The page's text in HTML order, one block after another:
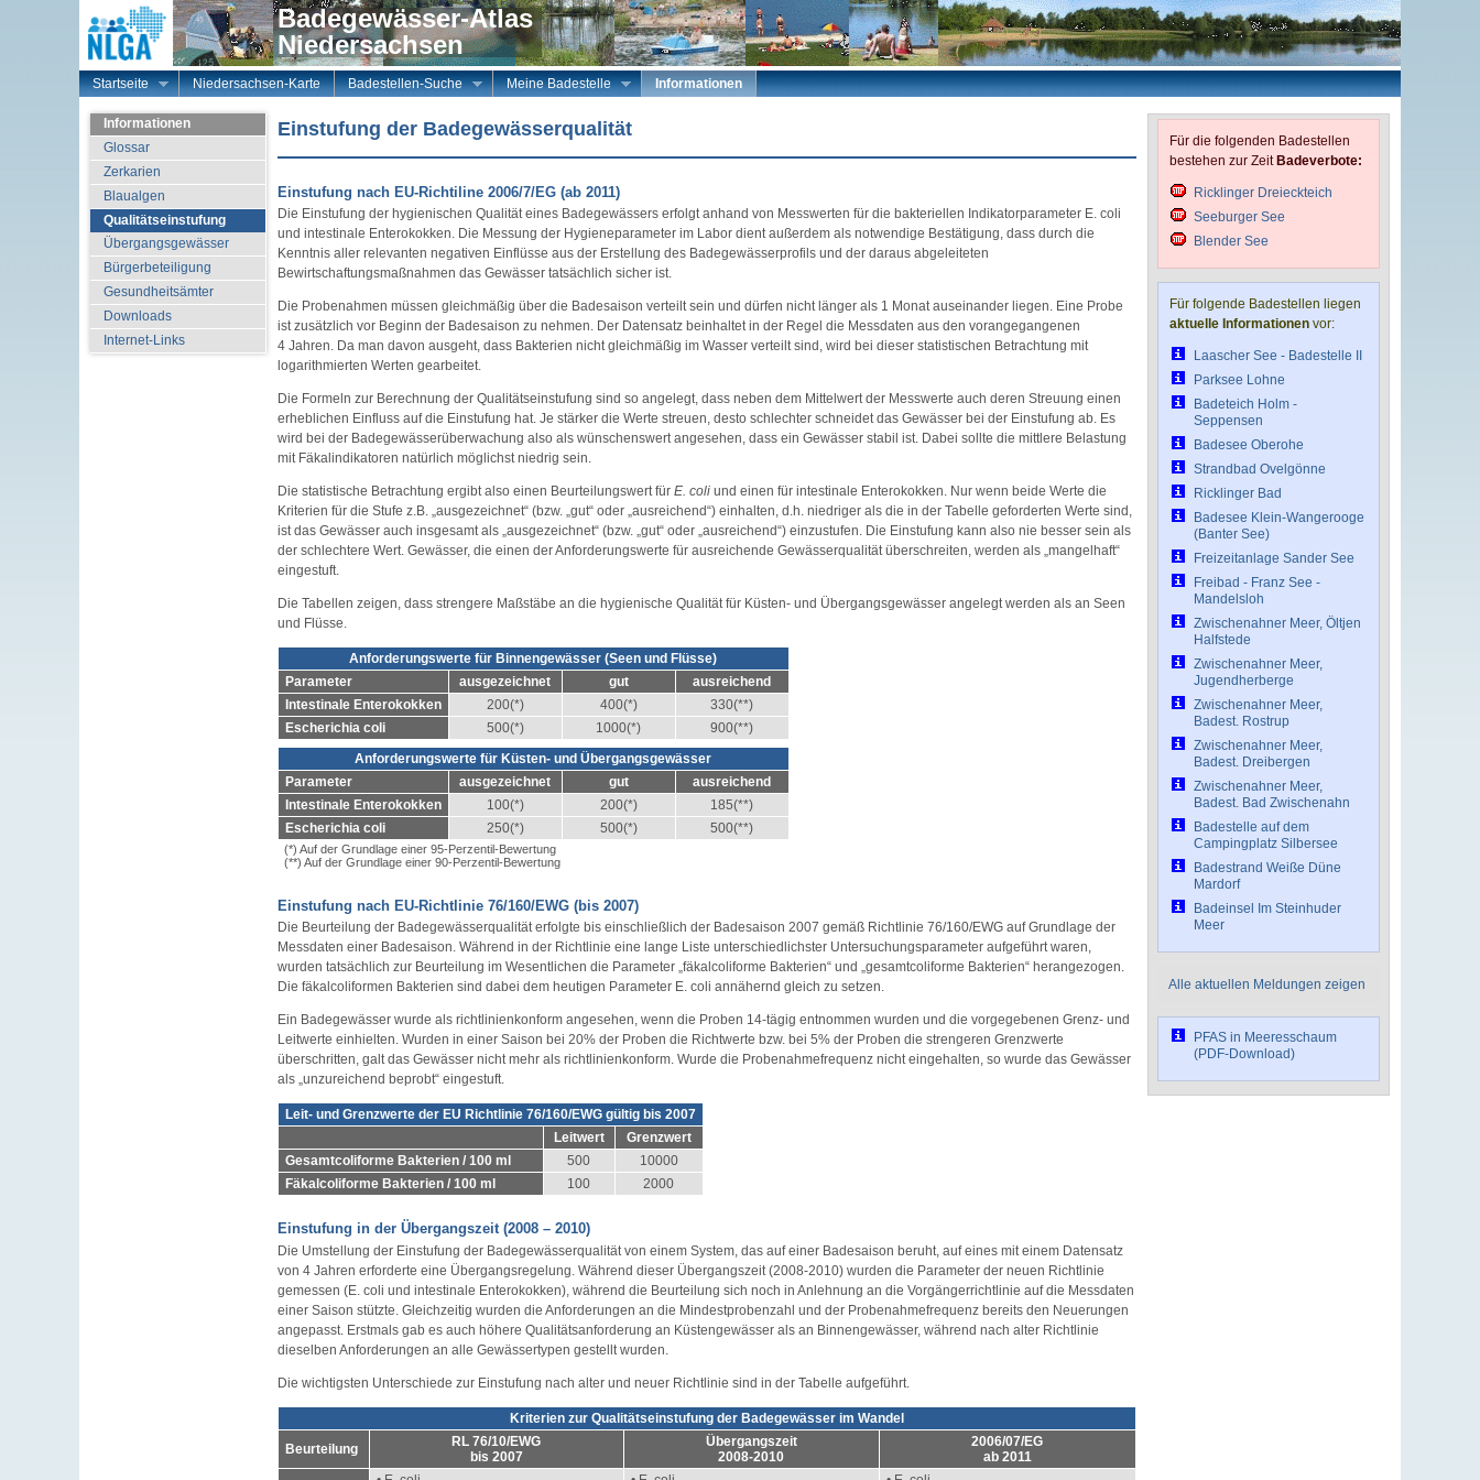
Badegewässer-Atlas
Niedersachsen
Startseite Niedersachsen-Karte Badestellen-Suche Meine Badestelle Informationen
Informationen
Glossar
Zerkarien
Blaualgen
Qualitätseinstufung
Übergangsgewässer
Bürgerbeteiligung
Gesundheitsämter
Downloads
Internet-Links
Für die folgenden Badestellen
bestehen zur Zeit Badeverbote:
Ricklinger Dreieckteich
Seeburger See
Blender See
Für folgende Badestellen liegen
aktuelle Informationen vor:
Laascher See - Badestelle II
Parksee Lohne
Badeteich Holm -
Seppensen
Badesee Oberohe
Strandbad Ovelgönne
Ricklinger Bad
Badesee Klein-Wangerooge
(Banter See)
Freizeitanlage Sander See
Freibad - Franz See -
Mandelsloh
Zwischenahner Meer, Öltjen
Halfstede
Zwischenahner Meer,
Jugendherberge
Zwischenahner Meer,
Badest. Rostrup
Zwischenahner Meer,
Badest. Dreibergen
Zwischenahner Meer,
Badest. Bad Zwischenahn
Badestelle auf dem
Campingplatz Silbersee
Badestrand Weiße Düne
Mardorf
Badeinsel Im Steinhuder
Meer
Alle aktuellen Meldungen zeigen
PFAS in Meeresschaum
(PDF-Download)
Einstufung der Badegewässerqualität
Einstufung nach EU-Richtiline 2006/7/EG (ab 2011)
Die Einstufung der hygienischen Qualität eines Badegewässers erfolgt anhand von Messwerten für die bakteriellen Indikatorparameter E. coli
und intestinale Enterokokken. Die Messung der Hygieneparameter im Labor dient außerdem als notwendige Bestätigung, dass durch die
Kenntnis aller relevanten negativen Einflüsse aus der Erstellung des Badegewässerprofils und der daraus abgeleiteten
Bewirtschaftungsmaßnahmen das Gewässer tatsächlich sicher ist.
Die Probenahmen müssen gleichmäßig über die Badesaison verteilt sein und dürfen nicht länger als 1 Monat auseinander liegen. Eine Probe
ist zusätzlich vor Beginn der Badesaison zu nehmen. Der Datensatz beinhaltet in der Regel die Messdaten aus den vorangegangenen
4 Jahren. Da man davon ausgeht, dass Bakterien nicht gleichmäßig im Wasser verteilt sind, wird bei dieser statistischen Betrachtung mit
logarithmierten Werten gearbeitet.
Die Formeln zur Berechnung der Qualitätseinstufung sind so angelegt, dass neben dem Mittelwert der Messwerte auch deren Streuung einen
erheblichen Einfluss auf die Einstufung hat. Je stärker die Werte streuen, desto schlechter schneidet das Gewässer bei der Einstufung ab. Es
wird bei der Badegewässerüberwachung also als wünschenswert angesehen, dass ein Gewässer stabil ist. Dabei sollte die mittlere Belastung
mit Fäkalindikatoren natürlich möglichst niedrig sein.
Die statistische Betrachtung ergibt also einen Beurteilungswert für E. coliund einen für intestinale Enterokokken. Nur wenn beide Werte die
Kriterien für die Stufe z.B. „ausgezeichnet“ (bzw. „gut“ oder „ausreichend“) einhalten, d.h. niedriger als die in der Tabelle geforderten Werte sind,
ist das Gewässer auch insgesamt als „ausgezeichnet“ (bzw. „gut“ oder „ausreichend“) einzustufen. Die Einstufung kann also nie besser sein als
der schlechtere Wert. Gewässer, die einen der Anforderungswerte für ausreichende Gewässerqualität überschreiten, werden als „mangelhaft“
eingestuft.
Die Tabellen zeigen, dass strengere Maßstäbe an die hygienische Qualität für Küsten- und Übergangsgewässer angelegt werden als an Seen
und Flüsse.
Anforderungswerte für Binnengewässer (Seen und Flüsse)
Parameter
ausgezeichnet gut
ausreichend
Intestinale Enterokokken
200(*) 400(*)
330(**)
Escherichia coli
500(*) 1000(*)
900(**)
Anforderungswerte für Küsten- und Übergangsgewässer
Parameter
ausgezeichnet gut
ausreichend
Intestinale Enterokokken
100(*) 200(*)
185(**)
Escherichia coli
250(*) 500(*) 500(**)
(*) Auf der Grundlage einer 95-Perzentil-Bewertung
(**) Auf der Grundlage einer 90-Perzentil-Bewertung
Einstufung nach EU-Richtlinie 76/160/EWG (bis 2007)
Die Beurteilung der Badegewässerqualität erfolgte bis einschließlich der Badesaison 2007 gemäß Richtlinie 76/160/EWG auf Grundlage der
Messdaten einer Badesaison. Während in der Richtlinie eine lange Liste unterschiedlichster Untersuchungsparameter aufgeführt waren,
wurden tatsächlich zur Beurteilung im Wesentlichen die Parameter „fäkalcoliforme Bakterien“ und „gesamtcoliforme Bakterien“ herangezogen.
Die fäkalcoliformen Bakterien sind dabei dem heutigen Parameter E. coli annähernd gleich zu setzen.
Ein Badegewässer wurde als richtlinienkonform angesehen, wenn die Proben 14-tägig entnommen wurden und die vorgegebenen Grenz- und
Leitwerte einhielten. Wurden in einer Saison bei 20% der Proben die Richtwerte bzw. bei 5% der Proben die strengeren Grenzwerte
überschritten, galt das Gewässer nicht mehr als richtlinienkonform. Wurde die Probenahmefrequenz nicht eingehalten, so wurde das Gewässer
als „unzureichend beprobt“ eingestuft.
Leit- und Grenzwerte der EU Richtlinie 76/160/EWG gültig bis 2007
Leitwert
Grenzwert
Gesamtcoliforme Bakterien / 100 ml
500
10000
Fäkalcoliforme Bakterien / 100 ml
100 2000
Einstufung in der Übergangszeit (2008 – 2010)
Die Umstellung der Einstufung der Badegewässerqualität von einem System, das auf einer Badesaison beruht, auf eines mit einem Datensatz
von 4 Jahren erforderte eine Übergangsregelung. Während dieser Übergangszeit (2008-2010) wurden die Parameter der neuen Richtlinie
gemessen (E. coli und intestinale Enterokokken), während die Beurteilung sich noch in Anlehnung an die Vorgängerrichtlinie auf die Messdaten
einer Saison stützte. Gleichzeitig wurden die Anforderungen an die Mindestprobenzahl und der Probenahmefrequenz bereits den Neuerungen
angepasst. Erstmals gab es auch höhere Qualitätsanforderung an Küstengewässer als an Binnengewässer, während nach alter Richtlinie
dieselben Anforderungen an alle Gewässertypen gestellt wurden.
Die wichtigsten Unterschiede zur Einstufung nach alter und neuer Richtlinie sind in der Tabelle aufgeführt.
Kriterien zur Qualitätseinstufung der Badegewässer im Wandel
Beurteilung
RL 76/10/EWG
bis 2007
Übergangszeit
2008-2010
2006/07/EG
ab 2011